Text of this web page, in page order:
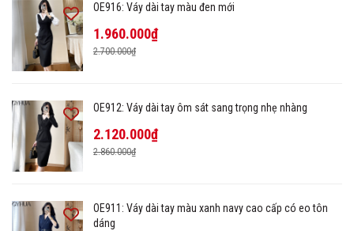
OE916: Váy dài tay màu đen mới
1.960.000₫
2.700.000₫
OE912: Váy dài tay ôm sát sang trọng nhẹ nhàng
2.120.000₫
2.860.000₫
OE911: Váy dài tay màu xanh navy cao cấp có eo tôn
dáng